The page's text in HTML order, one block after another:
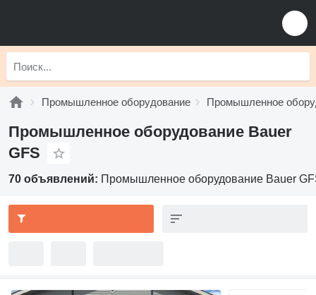
Промышленное оборудование Промышленное
Промышленное оборудование Bauer
GFS
70 объявлений: Промышленное оборудование Bauer